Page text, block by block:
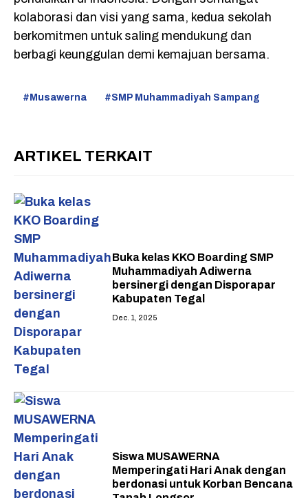
kolaborasi dan visi yang sama, kedua sekolah
berkomitmen untuk saling mendukung dan
berbagi keunggulan demi kemajuan bersama.
Musawerna SMP Muhammadiyah Sampang
ARTIKEL TERKAIT
Buka kelas KKO Boarding SMP
Muhammadiyah Adiwerna
bersinergi dengan Disporapar
Kabupaten Tegal
Dec. 1, 2025
Siswa MUSAWERNA
Memperingati Hari Anak dengan
berdonasi untuk Korban Bencana